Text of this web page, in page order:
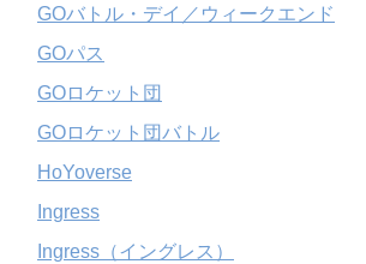
GOバトル・デイ／ウィークエンド
GOパス
GOロケット団
GOロケット団バトル
HoYoverse
Ingress
Ingress（イングレス）